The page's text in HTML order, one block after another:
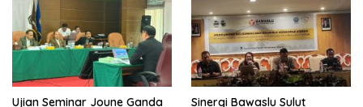
Ujian Seminar Joune Ganda
Sinergi Bawaslu Sulut